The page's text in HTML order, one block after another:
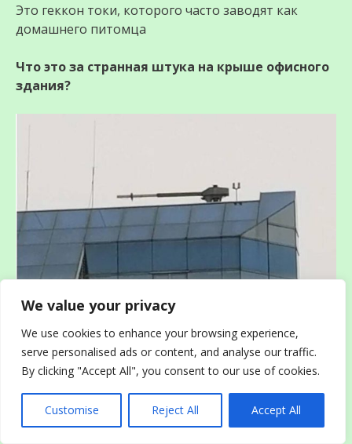
We value your privacy
We use cookies to enhance your browsing experience,
serve personalised ads or content, and analyse our traffic.
By clicking "Accept All", you consent to our use of cookies.
Customise Reject All Accept All
Это геккон токи, которого часто заводят как
домашнего питомца
Что это за странная штука на крыше офисного
здания?